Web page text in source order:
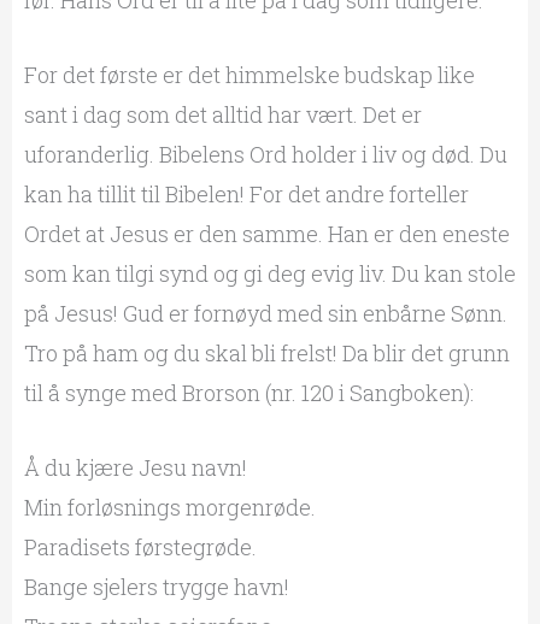
For det første er det himmelske budskap like
sant i dag som det alltid har vært. Det er
uforanderlig. Bibelens Ord holder i liv og død. Du
kan ha tillit til Bibelen! For det andre forteller
Ordet at Jesus er den samme. Han er den eneste
som kan tilgi synd og gi deg evig liv. Du kan stole
på Jesus! Gud er fornøyd med sin enbårne Sønn.
Tro på ham og du skal bli frelst! Da blir det grunn
til å synge med Brorson (nr. 120 i Sangboken):
Å du kjære Jesu navn!
Min forløsnings morgenrøde.
Paradisets førstegrøde.
Bange sjelers trygge havn!